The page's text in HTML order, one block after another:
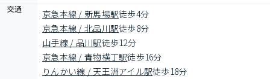
交通 京急本線 / 新馬場駅徒歩4分
京急本線 / 北品川駅徒歩8分
山手線 / 品川駅徒歩12分
京急本線 / 青物横丁駅徒歩16分
りんかい線 / 天王洲アイル駅徒歩18分